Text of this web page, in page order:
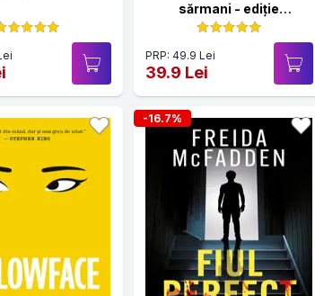
sărmani - ediție
Hardcover 2025
PRP: 49.9 Lei
39.9 Lei
-16.7%